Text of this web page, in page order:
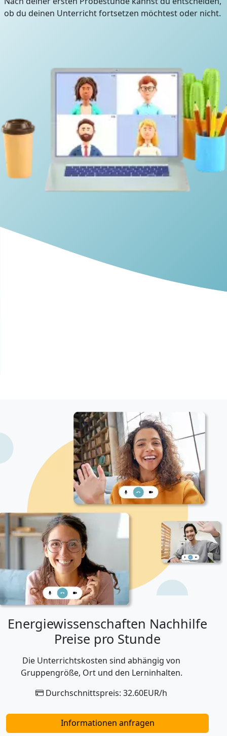
ob du deinen Unterricht fortsetzen möchtest oder nicht.
Energiewissenschaften Nachhilfe
Preise pro Stunde
Die Unterrichtskosten sind abhängig von
Gruppengröße, Ort und den Lerninhalten.
Durchschnittspreis: 32.60EUR/h
Informationen anfragen